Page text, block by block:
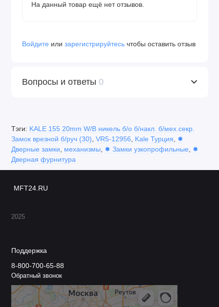
На данный товар ещё нет отзывов.
Войдите или зарегистрируйтесь чтобы оставить отзыв
Вопросы и ответы 0
Тэги: KALE 155 20mm W/B никель б/о б/накл. б/мех.секр.
Замок врезной б/руч (30) VR5-12956 Kale Турция
✹
Дверные замки
механизмы ✹ Замки узкопрофильные
✹
Дверная фурнитура
MFT24.RU
2025
Поддержка
8-800-700-65-88
Обратный звонок